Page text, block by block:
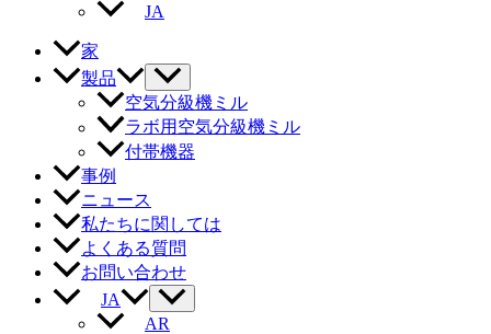
JA
家
製品
空気分級機ミル
ラボ用空気分級機ミル
付帯機器
事例
ニュース
私たちに関しては
よくある質問
お問い合わせ
JA
AR